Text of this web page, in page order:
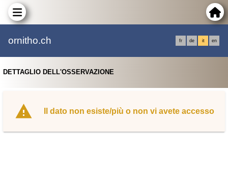
ornitho.ch fr de it en
DETTAGLIO DELL'OSSERVAZIONE
Il dato non esiste/più o non vi avete accesso